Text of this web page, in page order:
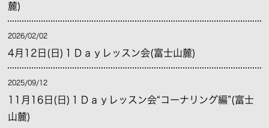
麓)
2026/02/02
4月12日(日)１Ｄａｙレッスン会(富士山麓)
2025/09/12
11月16日(日)１Ｄａｙレッスン会“コーナリング編”(富士
山麓)